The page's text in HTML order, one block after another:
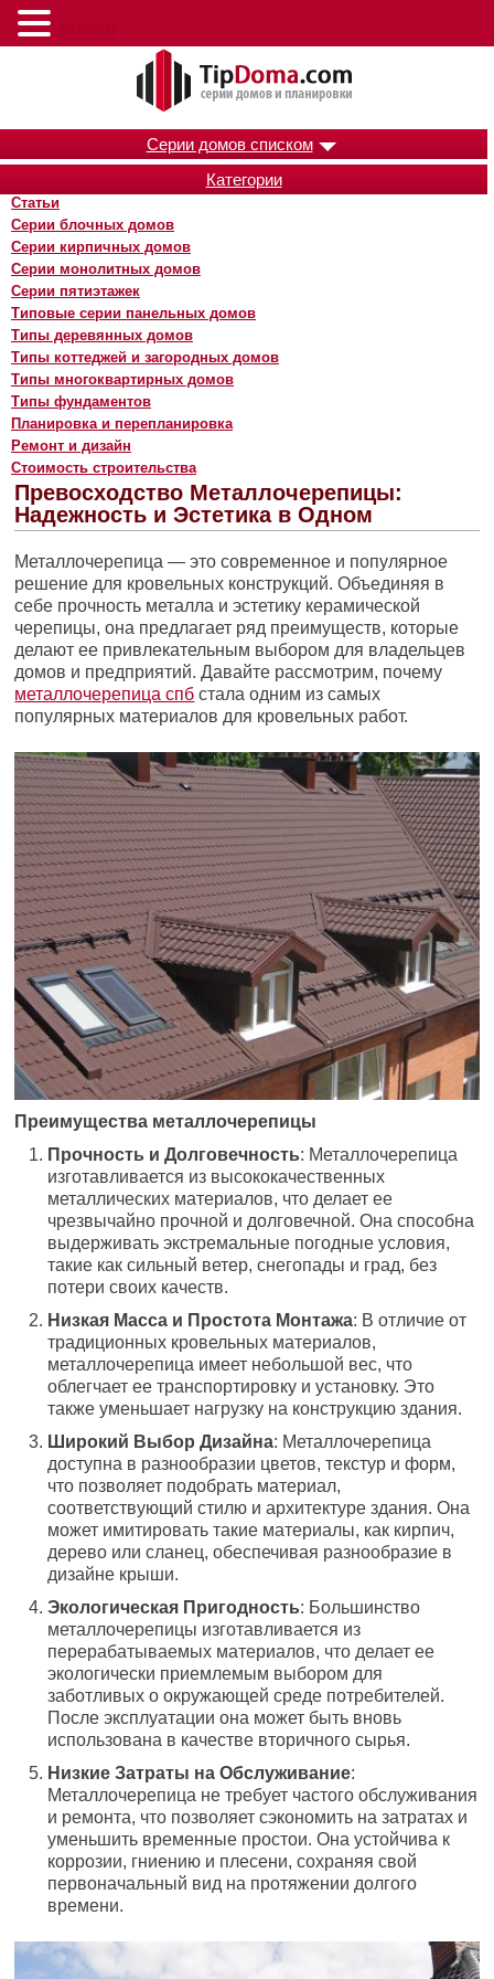
Серии домов списком
Категории
Статьи
Серии блочных домов
Серии кирпичных домов
Серии монолитных домов
Серии пятиэтажек
Типовые серии панельных домов
Типы деревянных домов
Типы коттеджей и загородных домов
Типы многоквартирных домов
Типы фундаментов
Планировка и перепланировка
Ремонт и дизайн
Стоимость строительства
Превосходство Металлочерепицы:
Надежность и Эстетика в Одном
Металлочерепица — это современное и популярное
решение для кровельных конструкций. Объединяя в
себе прочность металла и эстетику керамической
черепицы, она предлагает ряд преимуществ, которые
делают ее привлекательным выбором для владельцев
домов и предприятий. Давайте рассмотрим, почему
металлочерепица спб стала одним из самых
популярных материалов для кровельных работ.
Преимущества металлочерепицы
Прочность и Долговечность: Металлочерепица
изготавливается из высококачественных
металлических материалов, что делает ее
чрезвычайно прочной и долговечной. Она способна
выдерживать экстремальные погодные условия,
такие как сильный ветер, снегопады и град, без
потери своих качеств.
Низкая Масса и Простота Монтажа: В отличие от
традиционных кровельных материалов,
металлочерепица имеет небольшой вес, что
облегчает ее транспортировку и установку. Это
также уменьшает нагрузку на конструкцию здания.
Широкий Выбор Дизайна: Металлочерепица
доступна в разнообразии цветов, текстур и форм,
что позволяет подобрать материал,
соответствующий стилю и архитектуре здания. Она
может имитировать такие материалы, как кирпич,
дерево или сланец, обеспечивая разнообразие в
дизайне крыши.
Экологическая Пригодность: Большинство
металлочерепицы изготавливается из
перерабатываемых материалов, что делает ее
экологически приемлемым выбором для
заботливых о окружающей среде потребителей.
После эксплуатации она может быть вновь
использована в качестве вторичного сырья.
Низкие Затраты на Обслуживание:
Металлочерепица не требует частого обслуживания
и ремонта, что позволяет сэкономить на затратах и
уменьшить временные простои. Она устойчива к
коррозии, гниению и плесени, сохраняя свой
первоначальный вид на протяжении долгого
времени.